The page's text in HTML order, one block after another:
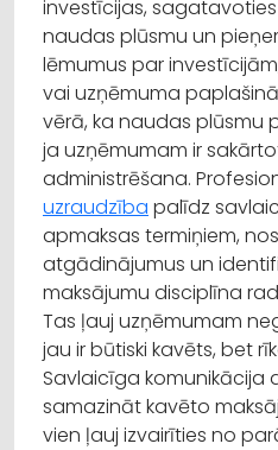
investīcijas,
naudas plūsmu un
lēmumus par
vai uzņēmuma
vērā, ka naudas plūsmu
ja uzņēmumam ir
administrēšana.
uzraudzība palīdz
apmaksas termiņiem,
atgādinājumus un
maksājumu disciplīna
Tas ļauj uzņēmumam
jau ir būtiski kavēts, bet
Savlaicīga komunikācija
samazināt kavēto
vien ļauj izvairīties no